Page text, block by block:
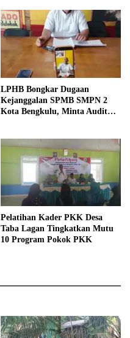
LPHB Bongkar Dugaan
Kejanggalan SPMB SMPN 2
Kota Bengkulu, Minta Audit
Pelatihan Kader PKK Desa
Taba Lagan Tingkatkan Mutu
10 Program Pokok PKK